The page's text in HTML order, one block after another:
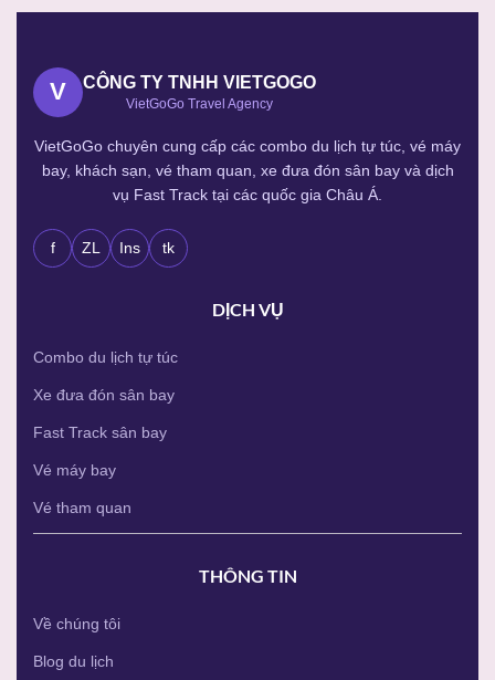
V CÔNG TY TNHH VIETGOGO
VietGoGo Travel Agency
VietGoGo chuyên cung cấp các combo du lịch tự túc, vé máy
bay, khách sạn, vé tham quan, xe đưa đón sân bay và dịch
vụ Fast Track tại các quốc gia Châu Á.
f ZL Ins tk
DỊCH VỤ
Combo du lịch tự túc
Xe đưa đón sân bay
Fast Track sân bay
Vé máy bay
Vé tham quan
THÔNG TIN
Về chúng tôi
Blog du lịch